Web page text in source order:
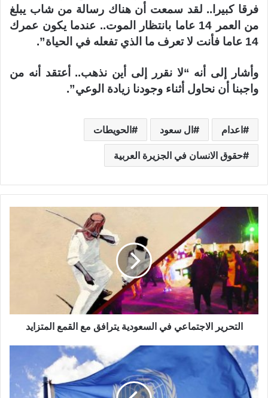
فرقا كبيرا.. لقد سمعت أن هناك رسالة من شاب يبلغ
من العمر 14 عاما بانتظار الموت.. عندما يكون عمرك
14 عاما فأنت لا تعرف ما الذي تفعله في الحياة”.
وأشار إلى أنه “لا نقرر إلى أين نذهب.. أعتقد أنه من
واجبنا أن نحاول أثناء وجودنا زيادة الوعي”.
اعدام ال سعود الحويطات
حقوق الانسان في الجزيرة العربية
التحرير الاجتماعي في السعودية يترافق مع القمع المتزايد